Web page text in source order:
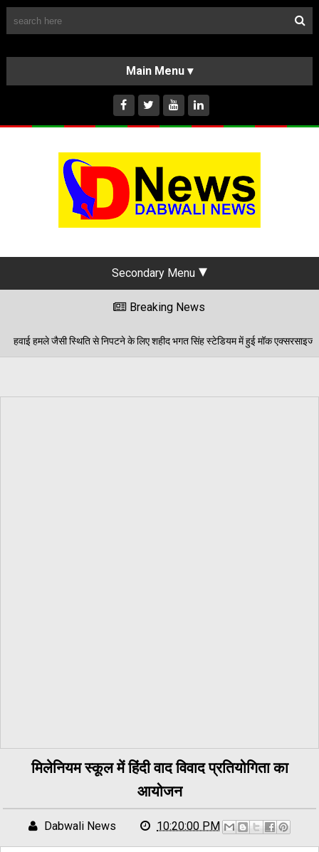
HOME
ABOUT US
INSTAGRAM
Secondary Menu
Breaking News
लिए शहीद भगत सिंह स्टेडियम में हुई मॉक एक्सरसाइज, आठ घायलों का किया गया रेस्क्यू
मिलेनियम स्कूल में हिंदी वाद विवाद प्रतियोगिता का
आयोजन
Dabwali News 10:20:00 PM